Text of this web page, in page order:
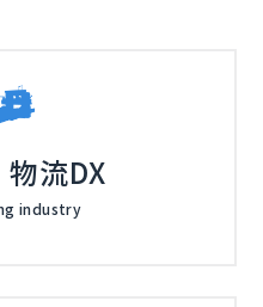
流DX
industry